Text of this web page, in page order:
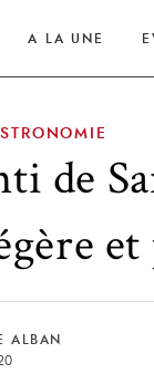
A LA UNE
de
ALBAN